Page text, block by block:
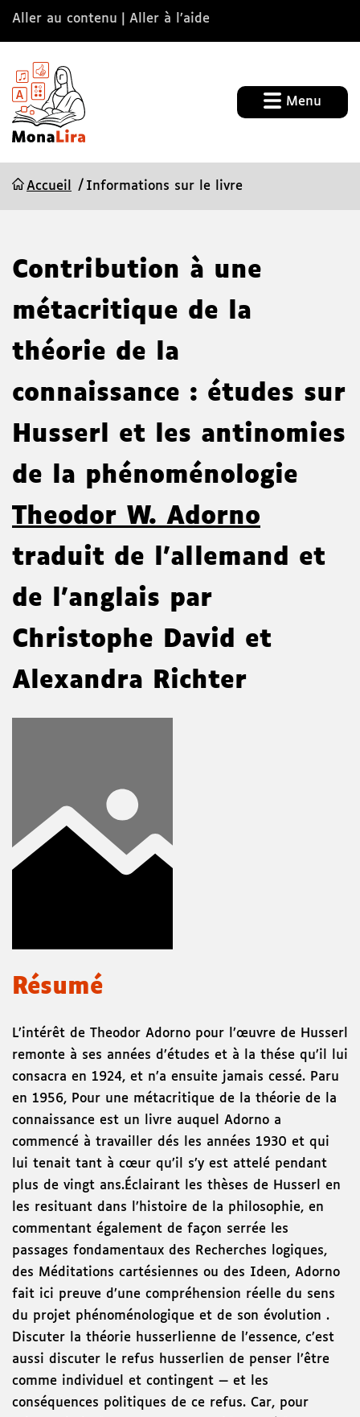
Aller au contenu Aller à l’aide
Menu
Accueil Informations sur le livre
Contribution à une
métacritique de la
théorie de la
connaissance : études sur
Husserl et les antinomies
de la phénoménologie
Theodor W. Adorno
traduit de l'allemand et
de l'anglais par
Christophe David et
Alexandra Richter
Résumé
L’intérêt de Theodor Adorno pour l’œuvre de Husserl
remonte à ses années d’études et à la thése qu’il lui
consacra en 1924, et n’a ensuite jamais cessé. Paru
en 1956, Pour une métacritique de la théorie de la
connaissance est un livre auquel Adorno a
commencé à travailler dés les années 1930 et qui
lui tenait tant à cœur qu’il s’y est attelé pendant
plus de vingt ans.Éclairant les thèses de Husserl en
les resituant dans l’histoire de la philosophie, en
commentant également de façon serrée les
passages fondamentaux des Recherches logiques,
des Méditations cartésiennes ou des Ideen, Adorno
fait ici preuve d’une compréhension réelle du sens
du projet phénoménologique et de son évolution .
Discuter la théorie husserlienne de l’essence, c’est
aussi discuter le refus husserlien de penser l’être
comme individuel et contingent — et les
conséquences politiques de ce refus. Car, pour